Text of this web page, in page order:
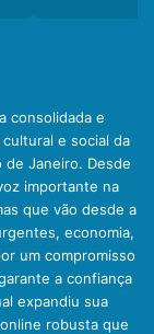
consolidada e
e social da
de Janeiro. Desde
importante na
que vão desde a
economia,
um compromisso
a confiança
expandiu sua
robusta que